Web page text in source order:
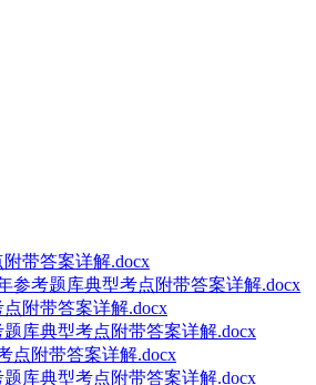
带答案详解.docx
参考题库典型考点附带答案详解.docx
附带答案详解.docx
库典型考点附带答案详解.docx
点附带答案详解.docx
库典型考点附带答案详解.docx